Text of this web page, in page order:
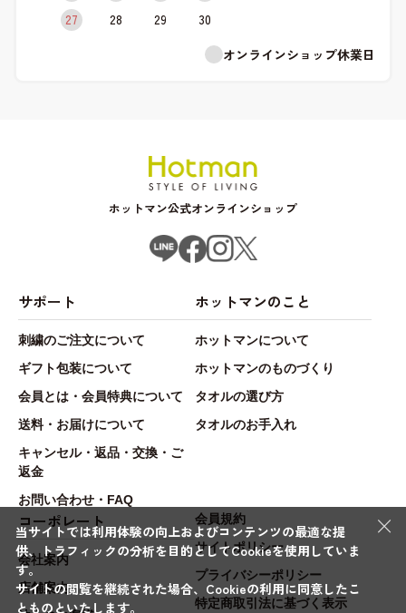
27
28 29
30
オンラインショップ休業日
ホットマン公式オンラインショップ
サポート
刺繍のご注文について
ギフト包装について
会員とは・会員特典について
送料・お届けについて
キャンセル・返品・交換・ご
返金
お問い合わせ・FAQ
ホットマンのこと
ホットマンについて
ホットマンのものづくり
タオルの選び方
タオルのお手入れ
コーポレート
会社案内
店舗案内
会員規約
サイトポリシー
プライバシーポリシー
特定商取引法に基づく表示
×
当サイトでは利用体験の向上およびコンテンツの最適な提
供、トラフィックの分析を目的としてCookieを使用していま
す。
サイトの閲覧を継続された場合、Cookieの利用に同意したこ
とものといたします。